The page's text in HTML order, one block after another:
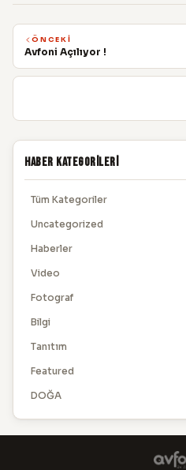
ÖNCEKI
Avfoni Açılıyor !
Haber Kategorileri
Tüm Kategoriler
Uncategorized
Haberler
Video
Fotograf
Bilgi
Tanıtım
Featured
DOĞA